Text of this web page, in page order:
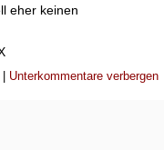
eher keinen
Unterkommentare verbergen